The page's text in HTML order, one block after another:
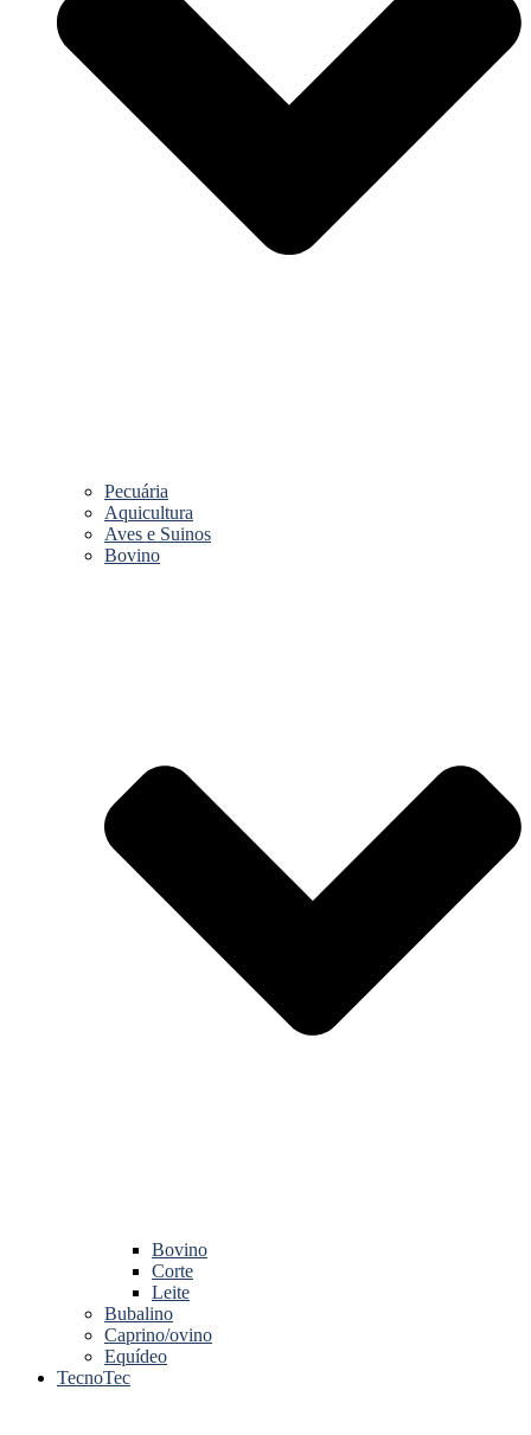
Pecuária
Aquicultura
Aves e Suinos
Bovino
Bovino
Corte
Leite
Bubalino
Caprino/ovino
Equídeo
TecnoTec